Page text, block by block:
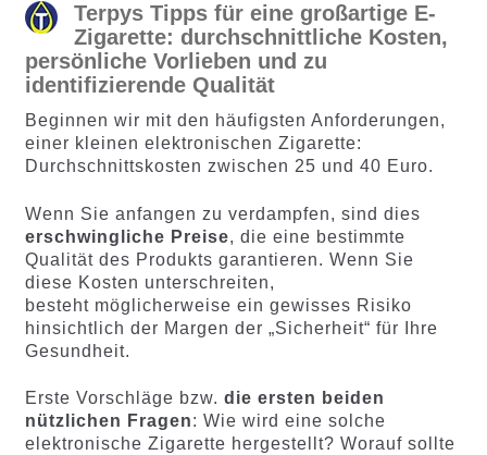
Terpys Tipps für eine großartige E-
Zigarette: durchschnittliche Kosten,
persönliche Vorlieben und zu
identifizierende Qualität
Beginnen wir mit den häufigsten Anforderungen,
einer kleinen elektronischen Zigarette:
Durchschnittskosten zwischen 25 und 40 Euro.
Wenn Sie anfangen zu verdampfen, sind dies
erschwingliche Preise, die eine bestimmte
Qualität des Produkts garantieren. Wenn Sie
diese Kosten unterschreiten,
besteht möglicherweise ein gewisses Risiko
hinsichtlich der Margen der „Sicherheit“ für Ihre
Gesundheit.
Erste Vorschläge bzw. die ersten beiden
nützlichen Fragen: Wie wird eine solche
elektronische Zigarette hergestellt? Worauf sollte